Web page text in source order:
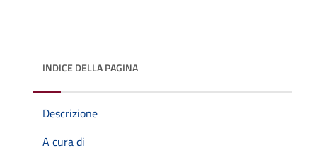
INDICE DELLA PAGINA
Descrizione
A cura di